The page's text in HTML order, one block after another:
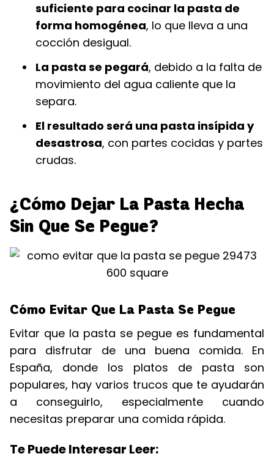
suficiente para cocinar la pasta de
forma homogénea, lo que lleva a una
cocción desigual.
La pasta se pegará, debido a la falta de
movimiento del agua caliente que la
separa.
El resultado será una pasta insípida y
desastrosa, con partes cocidas y partes
crudas.
¿Cómo Dejar La Pasta Hecha
Sin Que Se Pegue?
Cómo Evitar Que La Pasta Se Pegue
Evitar que la pasta se pegue es fundamental
para disfrutar de una buena comida. En
España, donde los platos de pasta son
populares, hay varios trucos que te ayudarán
a conseguirlo, especialmente cuando
necesitas preparar una comida rápida.
Te Puede Interesar Leer: